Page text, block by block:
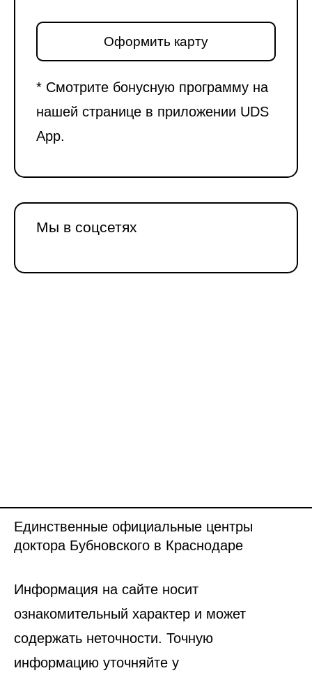
Оформить карту
* Смотрите бонусную программу на
нашей странице в приложении UDS
App.
Мы в соцсетях
Единственные официальные центры
доктора Бубновского в Краснодаре
Информация на сайте носит
ознакомительный характер и может
содержать неточности. Точную
информацию уточняйте у